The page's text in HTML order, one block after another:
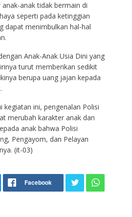
anak tidak bermain di
seperti pada ketinggian
dapat menimbulkan hal-hal
Anak-Anak Usia Dini yang
turut memberikan sedikit
berupa uang jajan kepada
kegiatan ini, pengenalan Polisi
merubah karakter anak dan
anak bahwa Polisi
Pengayom, dan Pelayan
(it-03)